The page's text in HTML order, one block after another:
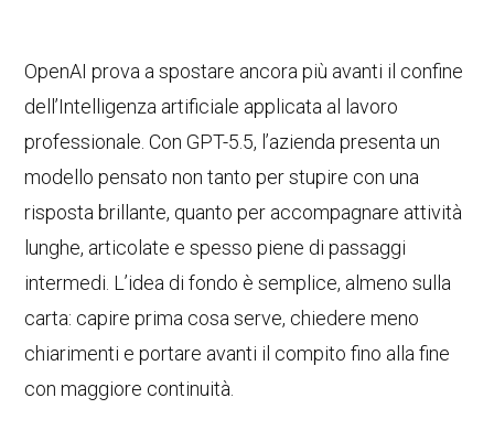
OpenAI prova a spostare ancora più avanti il confine
dell’Intelligenza artificiale applicata al lavoro
professionale. Con GPT-5.5, l’azienda presenta un
modello pensato non tanto per stupire con una
risposta brillante, quanto per accompagnare attività
lunghe, articolate e spesso piene di passaggi
intermedi. L’idea di fondo è semplice, almeno sulla
carta: capire prima cosa serve, chiedere meno
chiarimenti e portare avanti il compito fino alla fine
con maggiore continuità.